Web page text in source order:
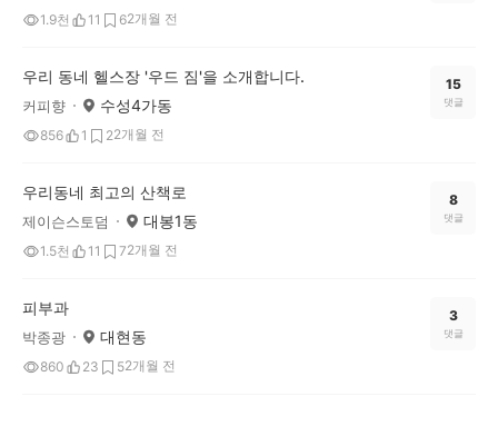
1.9천 11 62개월 전
우리 동네 헬스장 '우드 짐'을 소개합니다.
커피향 수성4가동
856 1 22개월 전
15
댓글
우리동네 최고의 산책로
제이슨스토덤 대봉1동
1.5천 11 72개월 전
8
댓글
피부과
박종광 대현동
860 23 52개월 전
3
댓글